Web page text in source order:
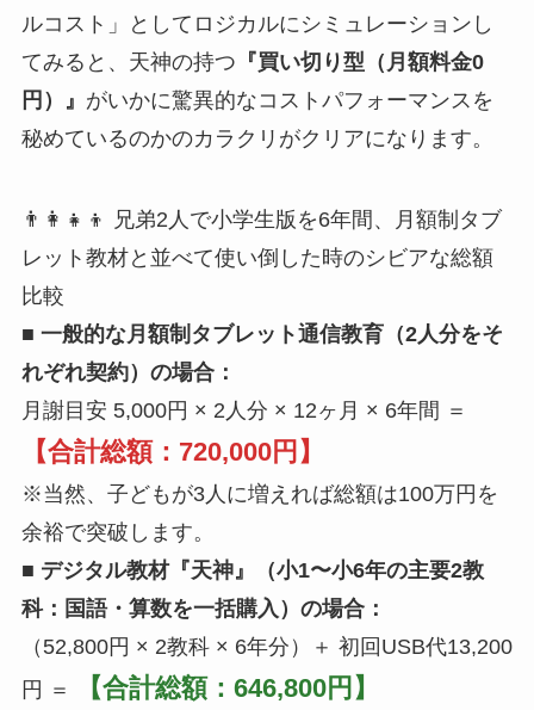
ルコスト」としてロジカルにシミュレーションし
てみると、天神の持つ 『買い切り型（月額料金0
円）』 がいかに驚異的なコストパフォーマンスを
秘めているのかのカラクリがクリアになります。
👨‍👩‍👧‍👦 兄弟2人で小学生版を6年間、月額制タブ
レット教材と並べて使い倒した時のシビアな総額
比較
■ 一般的な月額制タブレット通信教育（2人分をそ
れぞれ契約）の場合：
月謝目安 5,000円 × 2人分 × 12ヶ月 × 6年間 ＝
【合計総額：720,000円】
※当然、子どもが3人に増えれば総額は100万円を
余裕で突破します。
■ デジタル教材『天神』（小1〜小6年の主要2教
科：国語・算数を一括購入）の場合：
（52,800円 × 2教科 × 6年分）＋ 初回USB代13,200
円 ＝
【合計総額：646,800円】